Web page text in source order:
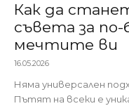
Как да
съвета за по-
мечтите ви
16.05.2026
Няма универсален
Пътят на всеки е